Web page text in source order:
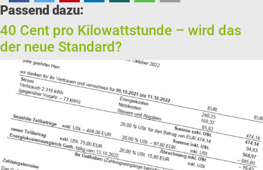
Passend dazu:
40 Cent pro Kilowattstunde – wird das
der neue Standard?